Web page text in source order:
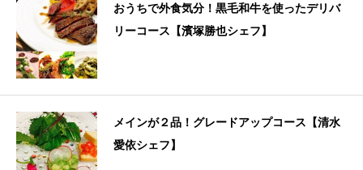
おうちで外食気分！黒毛和牛を使ったデリバ
リーコース【濱塚勝也シェフ】
メインが２品！グレードアップコース【清水
愛依シェフ】